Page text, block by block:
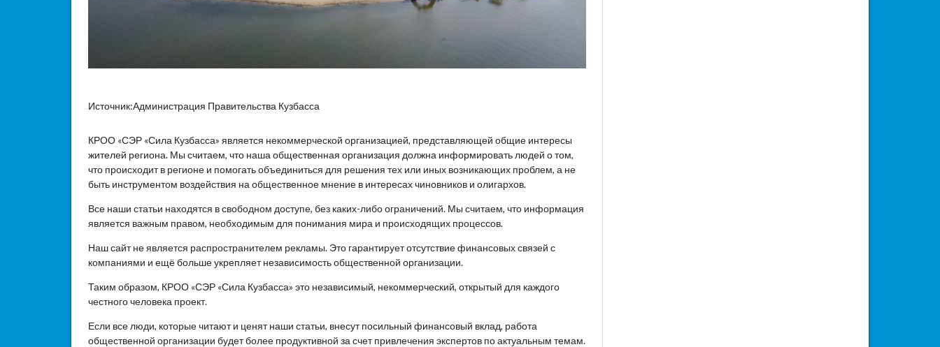
Источник:Администрация Правительства Кузбасса
КРОО «СЭР «Сила Кузбасса» является некоммерческой организацией, представляющей общие интересы
жителей региона. Мы считаем, что наша общественная организация должна информировать людей о том,
что происходит в регионе и помогать объединиться для решения тех или иных возникающих проблем, а не
быть инструментом воздействия на общественное мнение в интересах чиновников и олигархов.
Все наши статьи находятся в свободном доступе, без каких-либо ограничений. Мы считаем, что информация
является важным правом, необходимым для понимания мира и происходящих процессов.
Наш сайт не является распространителем рекламы. Это гарантирует отсутствие финансовых связей с
компаниями и ещё больше укрепляет независимость общественной организации.
Таким образом, КРОО «СЭР «Сила Кузбасса» это независимый, некоммерческий, открытый для каждого
честного человека проект.
Если все люди, которые читают и ценят наши статьи, внесут посильный финансовый вклад, работа
общественной организации будет более продуктивной за счет привлечения экспертов по актуальным темам.